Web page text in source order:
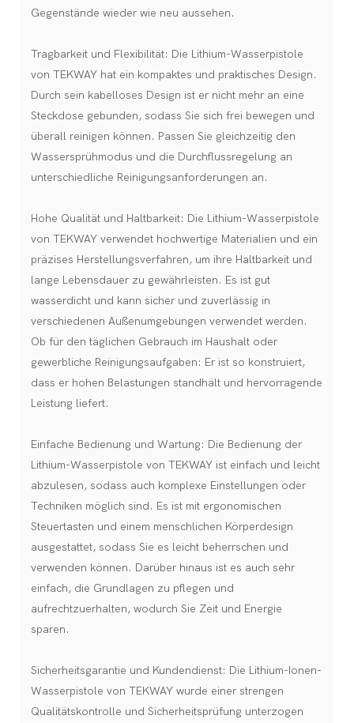
Gegenstände wieder wie neu aussehen.
Tragbarkeit und Flexibilität: Die Lithium-Wasserpistole
von TEKWAY hat ein kompaktes und praktisches Design.
Durch sein kabelloses Design ist er nicht mehr an eine
Steckdose gebunden, sodass Sie sich frei bewegen und
überall reinigen können. Passen Sie gleichzeitig den
Wassersprühmodus und die Durchflussregelung an
unterschiedliche Reinigungsanforderungen an.
Hohe Qualität und Haltbarkeit: Die Lithium-Wasserpistole
von TEKWAY verwendet hochwertige Materialien und ein
präzises Herstellungsverfahren, um ihre Haltbarkeit und
lange Lebensdauer zu gewährleisten. Es ist gut
wasserdicht und kann sicher und zuverlässig in
verschiedenen Außenumgebungen verwendet werden.
Ob für den täglichen Gebrauch im Haushalt oder
gewerbliche Reinigungsaufgaben: Er ist so konstruiert,
dass er hohen Belastungen standhält und hervorragende
Leistung liefert.
Einfache Bedienung und Wartung: Die Bedienung der
Lithium-Wasserpistole von TEKWAY ist einfach und leicht
abzulesen, sodass auch komplexe Einstellungen oder
Techniken möglich sind. Es ist mit ergonomischen
Steuertasten und einem menschlichen Körperdesign
ausgestattet, sodass Sie es leicht beherrschen und
verwenden können. Darüber hinaus ist es auch sehr
einfach, die Grundlagen zu pflegen und
aufrechtzuerhalten, wodurch Sie Zeit und Energie
sparen.
Sicherheitsgarantie und Kundendienst: Die Lithium-Ionen-
Wasserpistole von TEKWAY wurde einer strengen
Qualitätskontrolle und Sicherheitsprüfung unterzogen